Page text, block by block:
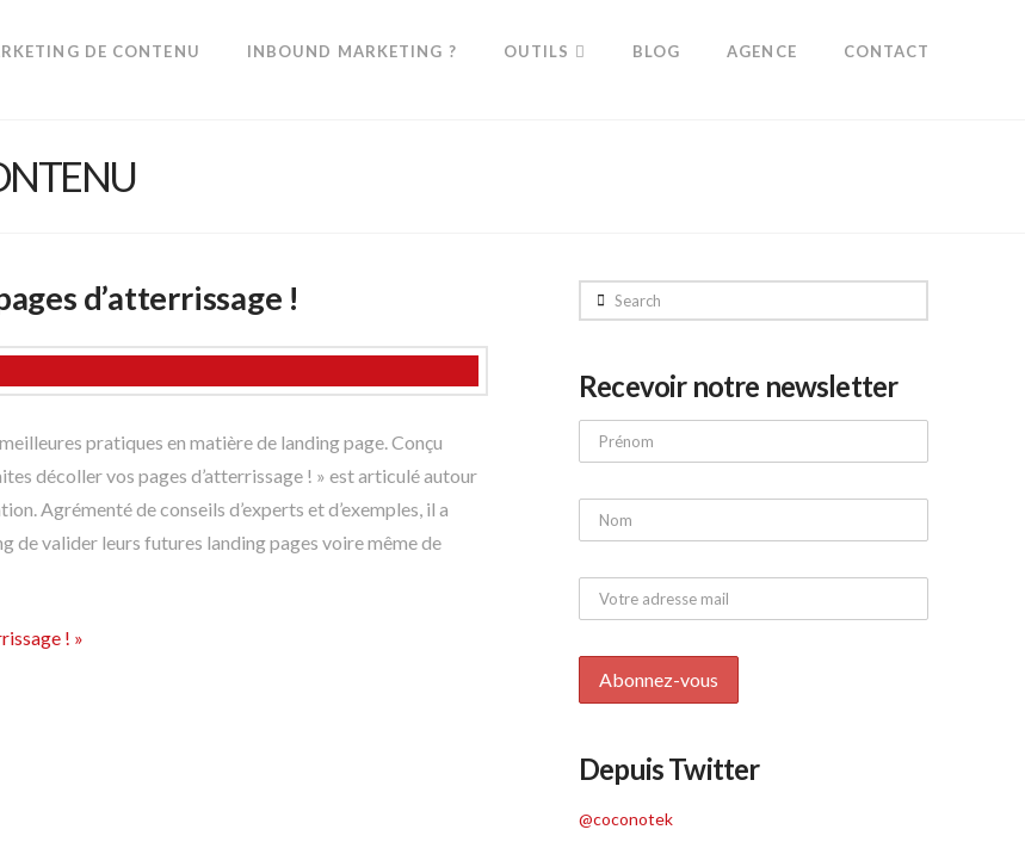
DE CONTENU INBOUND MARKETING ? OUTILS BLOG AGENCE CONTACT
d’atterrissage !
pratiques en matière de landing page. Conçu
décoller vos pages d’atterrissage ! » est articulé autour
Agrémenté de conseils d’experts et d’exemples, il a
de valider leurs futures landing pages voire même de
! »
Search
Recevoir notre newsletter
Depuis Twitter
@coconotek